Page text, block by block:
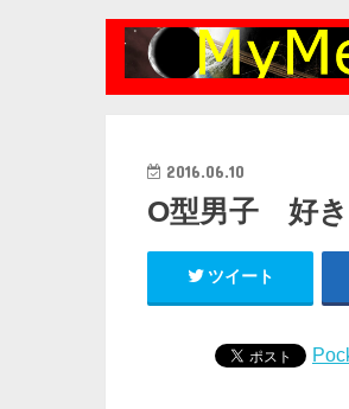
2016.06.10
O型男子 好
ツイート